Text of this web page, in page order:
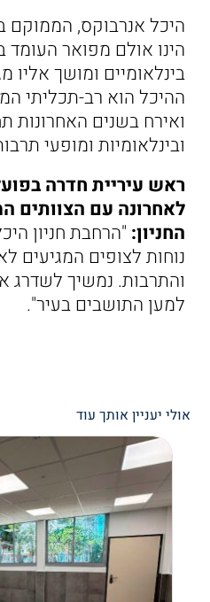
היכל אנרבוקס, הממוקם
הינו אולם מפואר העומד
בינלאומיים ומושך אליו
ואירח בשנים האחרונות
ובינלאומיות ומופעי
ראש עיריית חדרה
לאחרונה עם הצוותים
החניון: "הרחבת חניון
נוחות לצופים המגיעים
והתרבות. נמשיך לשדרג
למען התושבים בעיר".
אולי יעניין אותך עוד